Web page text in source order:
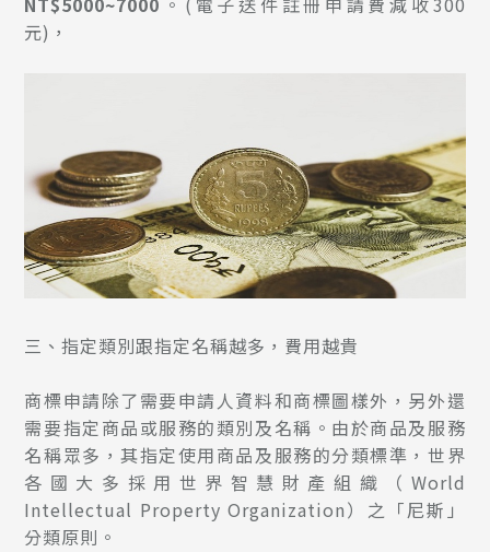
元)，
三、指定類別跟指定名稱越多，費用越貴
商標申請除了需要申請人資料和商標圖樣外，另外還
需要指定商品或服務的類別及名稱。由於商品及服務
名稱眾多，其指定使用商品及服務的分類標準，世界
各國大多採用世界智慧財產組織（World
Intellectual Property Organization）之「尼斯」
分類原則。